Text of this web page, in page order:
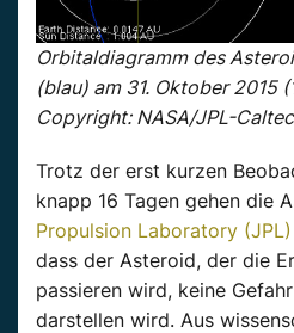
Orbitaldiagramm des
(blau) am 31. Oktober 2015
Copyright: NASA/JPL-
Trotz der erst kurzen
knapp 16 Tagen gehen die
Propulsion Laboratory (JPL)
dass der Asteroid, der die
passieren wird, keine
darstellen wird. Aus